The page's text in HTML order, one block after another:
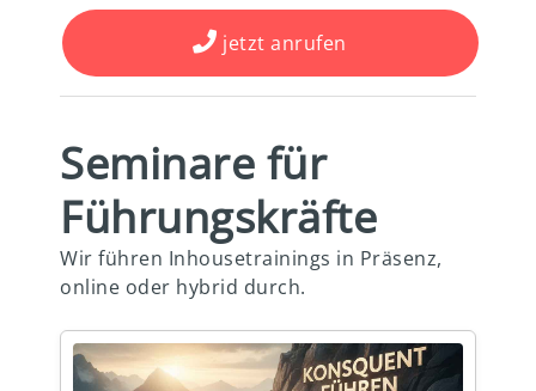
jetzt anrufen
Seminare für
Führungskräfte
Wir führen Inhousetrainings in Präsenz,
online oder hybrid durch.